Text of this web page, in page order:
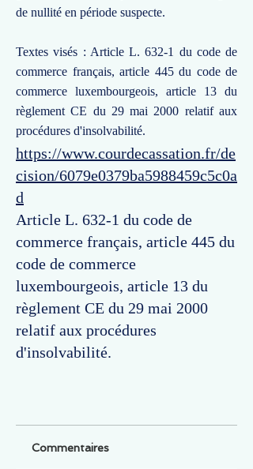
de nullité en période suspecte.
Textes visés : Article L. 632-1 du code de
commerce français, article 445 du code de
commerce luxembourgeois, article 13 du
règlement CE du 29 mai 2000 relatif aux
procédures d'insolvabilité.
https://www.courdecassation.fr/de
cision/6079e0379ba5988459c5c0a
d
Article L. 632-1 du code de
commerce français, article 445 du
code de commerce
luxembourgeois, article 13 du
règlement CE du 29 mai 2000
relatif aux procédures
d'insolvabilité.
Commentaires